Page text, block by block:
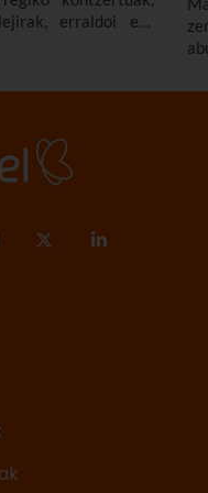
erraldoi eta
2026ko jaietako